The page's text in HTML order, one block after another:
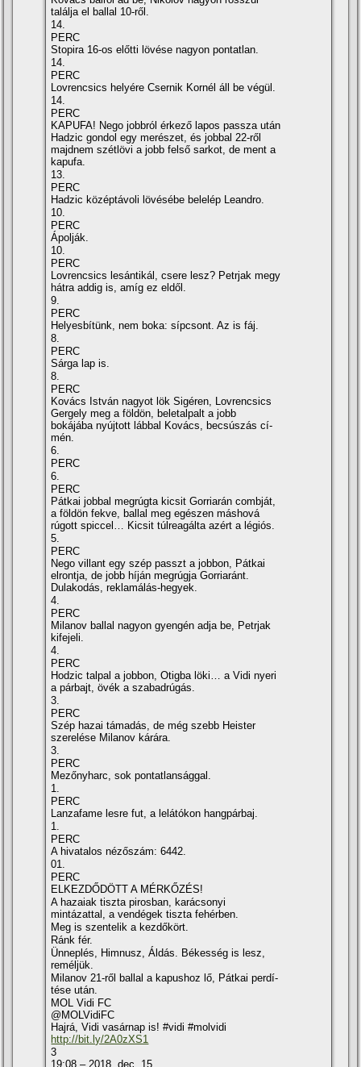
találja el ballal 10-ről.
14.
PERC
Stopira 16-os előtti lövése nagyon pontatlan.
14.
PERC
Lovrencsics helyére Csernik Kornél áll be végül.
14.
PERC
KAPUFA! Nego jobbról érkező lapos passza után
Hadzic gondol egy merészet, és jobbal 22-ről
majdnem szétlövi a jobb felső sarkot, de ment a
kapufa.
13.
PERC
Hadzic középtávoli lövésébe belelép Leandro.
10.
PERC
Ápolják.
10.
PERC
Lovrencsics lesántikál, csere lesz? Petrjak megy
hátra addig is, amí­g ez eldől.
9.
PERC
Helyesbí­tünk, nem boka: sí­pcsont. Az is fáj.
8.
PERC
Sárga lap is.
8.
PERC
Kovács István nagyot lök Sigéren, Lovrencsics
Gergely meg a földön, beletalpalt a jobb
bokájába nyújtott lábbal Kovács, becsúszás cí­
mén.
6.
PERC
6.
PERC
Pátkai jobbal megrúgta kicsit Gorriarán combját,
a földön fekve, ballal meg egészen máshová
rúgott spiccel… Kicsit túlreagálta azért a légiós.
5.
PERC
Nego villant egy szép passzt a jobbon, Pátkai
elrontja, de jobb hí­ján megrúgja Gorriaránt.
Dulakodás, reklamálás-hegyek.
4.
PERC
Milanov ballal nagyon gyengén adja be, Petrjak
kifejeli.
4.
PERC
Hodzic talpal a jobbon, Otigba löki… a Vidi nyeri
a párbajt, övék a szabadrúgás.
3.
PERC
Szép hazai támadás, de még szebb Heister
szerelése Milanov kárára.
3.
PERC
Mezőnyharc, sok pontatlansággal.
1.
PERC
Lanzafame lesre fut, a lelátókon hangpárbaj.
1.
PERC
A hivatalos nézőszám: 6442.
01.
PERC
ELKEZDŐDÖTT A MÉRKŐZÉS!
A hazaiak tiszta pirosban, karácsonyi
mintázattal, a vendégek tiszta fehérben.
Meg is szentelik a kezdőkört.
Ránk fér.
Ünneplés, Himnusz, Áldás. Békesség is lesz,
reméljük.
Milanov 21-ről ballal a kapushoz lő, Pátkai perdí­
tése után.
MOL Vidi FC
@MOLVidiFC
Hajrá, Vidi vasárnap is! #vidi #molvidi
http://bit.ly/2A0zXS1
3
19:08 – 2018. dec. 15.